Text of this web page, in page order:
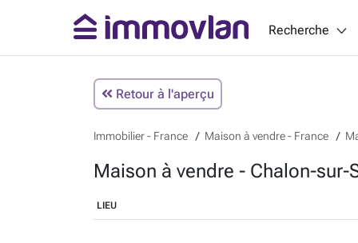
Recherche
Retour à l'aperçu
Immobilier - France Maison à vendre - France
Maison à vendre - Chalon-sur-
LIEU